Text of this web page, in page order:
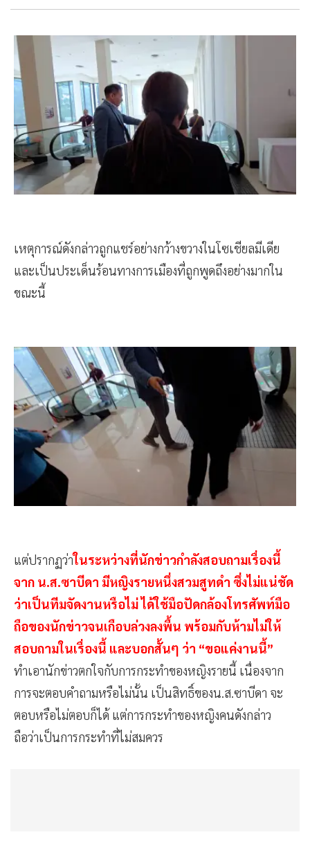
เหตุการณ์ดังกล่าวถูกแชร์อย่างกว้างขวางในโซเชียลมีเดีย
และเป็นประเด็นร้อนทางการเมืองที่ถูกพูดถึงอย่างมากใน
ขณะนี้
แต่ปรากฏว่าในระหว่างที่นักข่าวกำลังสอบถามเรื่องนี้
จาก น.ส.ซาบีดา มีหญิงรายหนึ่งสวมสูทดำ ซึ่งไม่แน่ชัด
ว่าเป็นทีมจัดงานหรือไม่ ได้ใช้มือปัดกล้องโทรศัพท์มือ
ถือของนักข่าวจนเกือบล่วงลงพื้น พร้อมกับห้ามไม่ให้
สอบถามในเรื่องนี้ และบอกสั้นๆ ว่า “ขอแค่งานนี้”
ทำเอานักข่าวตกใจกับการกระทำของหญิงรายนี้ เนื่องจาก
การจะตอบคำถามหรือไม่นั้น เป็นสิทธิ์ของน.ส.ซาบีดา จะ
ตอบหรือไม่ตอบก็ได้ แต่การกระทำของหญิงคนดังกล่าว
ถือว่าเป็นการกระทำที่ไม่สมควร